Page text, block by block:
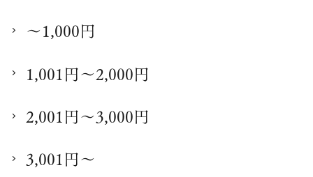
～1,000円
1,001円～2,000円
2,001円～3,000円
3,001円～